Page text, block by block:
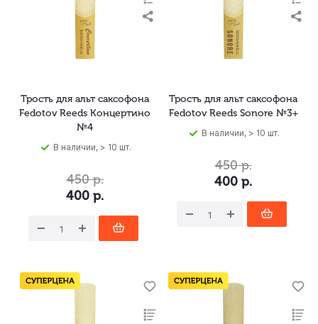
Трость для альт саксофона
Fedotov Reeds Концертино
№4
В наличии, > 10 шт.
400 р.
450р.
Трость для альт саксофона
Fedotov Reeds Sonore №3+
В наличии, > 10 шт.
400 р.
450р.